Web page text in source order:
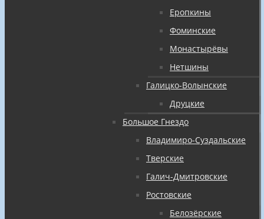
Еропкины
Фоминские
Монастырёвы
Нетшины
Галицко-Волынские
Друцкие
Большое Гнездо
Владимиро-Суздальские
Тверские
Галич-Дмитровские
Ростовские
Белозёрские